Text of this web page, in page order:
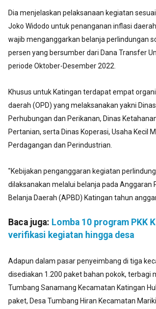
Dia menjelaskan pelaksanaan kegiatan
Joko Widodo untuk penanganan inflasi
wajib menganggarkan belanja perlindungan
persen yang bersumber dari Dana Transfer
periode Oktober-Desember 2022.
Khusus untuk Katingan terdapat empat
daerah (OPD) yang melaksanakan yakni
Perhubungan dan Perikanan, Dinas
Pertanian, serta Dinas Koperasi, Usaha Kecil
Perdagangan dan Perindustrian.
"Kebijakan penganggaran kegiatan
dilaksanakan melalui belanja pada Anggaran
Belanja Daerah (APBD) Katingan tahun
Baca juga: Lomba 10 program PKK
verifikasi kegiatan hingga desa
Adapun dalam pasar penyeimbang di tiga
disediakan 1.200 paket bahan pokok, terbagi
Tumbang Sanamang Kecamatan Katingan
paket, Desa Tumbang Hiran Kecamatan